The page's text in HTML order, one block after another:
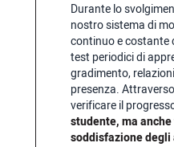
Durante lo
nostro sistema di
continuo e
test periodici di
gradimento,
presenza.
verificare il
studente, ma
soddisfazione